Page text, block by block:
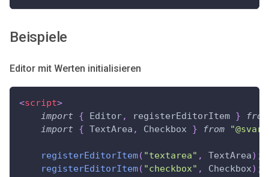
Beispiele
Editor mit Werten initialisieren
<script>
import
{ Editor, registerEditorItem }
from
import
{ TextArea , Checkbox } from
registerEditorItem( "textarea" , TextArea) ;
registerEditorItem( "checkbox" , Checkbox) ;